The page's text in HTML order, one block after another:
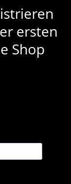
ersten
Shop